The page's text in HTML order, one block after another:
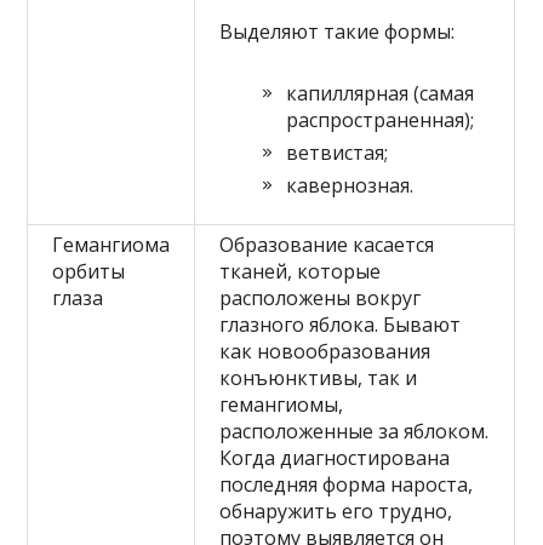
Выделяют такие формы:
капиллярная (самая
распространенная);
ветвистая;
кавернозная.
Гемангиома
орбиты
глаза
Образование касается
тканей, которые
расположены вокруг
глазного яблока. Бывают
как новообразования
конъюнктивы, так и
гемангиомы,
расположенные за яблоком.
Когда диагностирована
последняя форма нароста,
обнаружить его трудно,
поэтому выявляется он